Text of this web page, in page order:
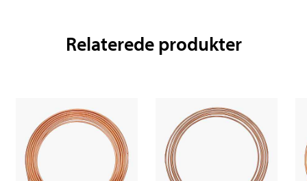
Relaterede produkter